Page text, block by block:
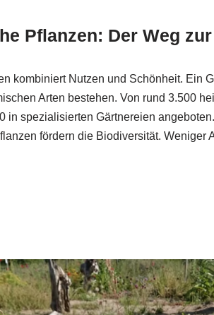
Pflanzen: Der Weg
kombiniert Nutzen und Schönheit. Ein
Arten bestehen. Von rund 3.500
in spezialisierten Gärtnereien
fördern die Biodiversität. Weniger